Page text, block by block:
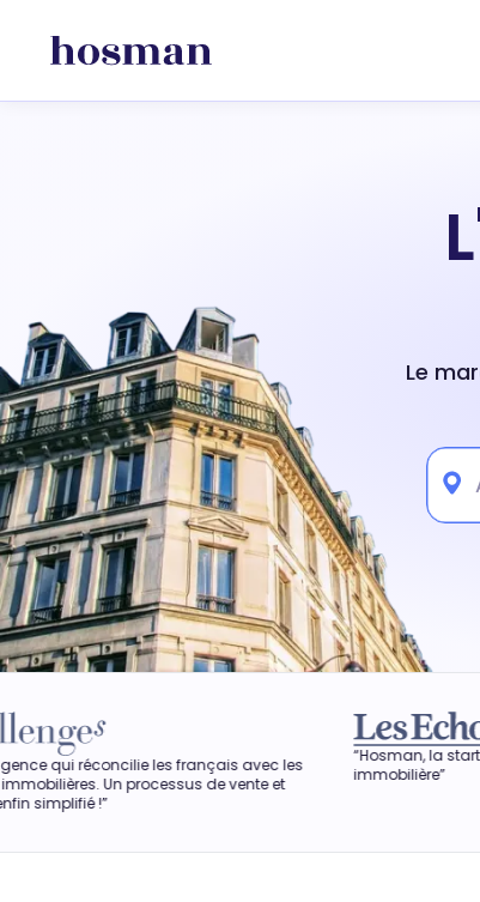
Le
avec les
de vente et
“Hosman, la start-up qui veut
immobilière”